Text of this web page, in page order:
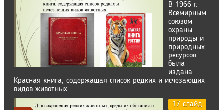
В 1966 г.
Всемирным
союзом
охраны
природы и
природных
ресурсов
была
издана
Красная книга, содержащая список редких и исчезающих
видов животных.
17 слайд